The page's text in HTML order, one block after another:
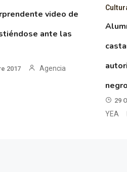
video de
ante las
2017
Agencia
negro
29
YEA